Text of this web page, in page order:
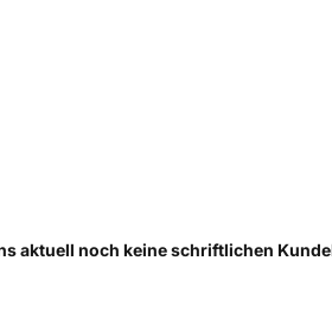
aktuell noch keine schriftlichen